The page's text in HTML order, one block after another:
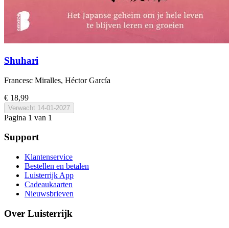
Shuhari
Francesc Miralles, Héctor García
€ 18,99
Verwacht 14-01-2027
Pagina 1 van 1
Support
Klantenservice
Bestellen en betalen
Luisterrijk App
Cadeaukaarten
Nieuwsbrieven
Over Luisterrijk